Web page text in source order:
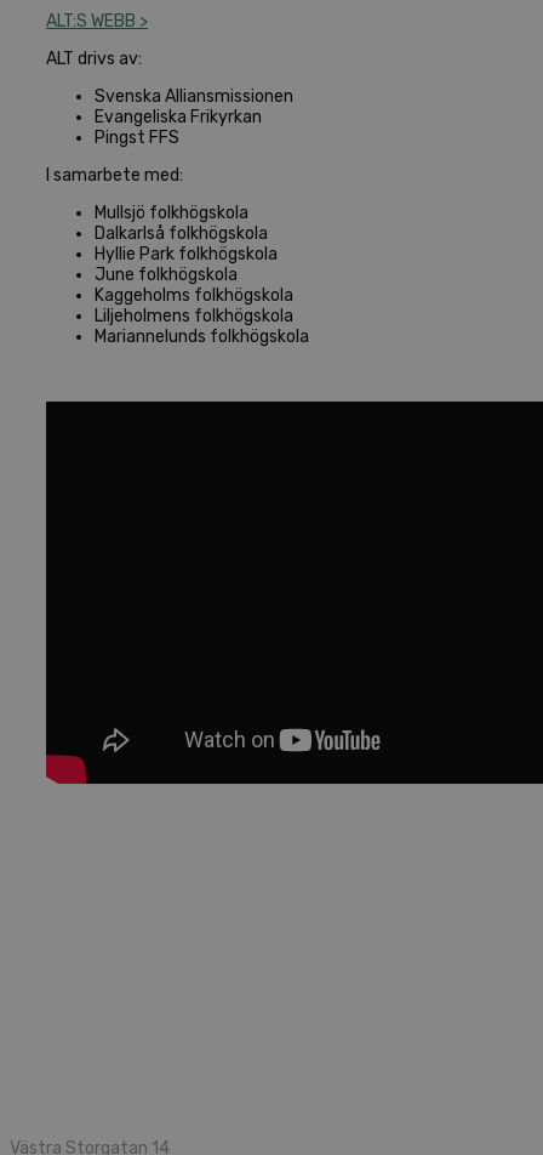
ALT:S WEBB >
ALT drivs av:
Svenska Alliansmissionen
Evangeliska Frikyrkan
Pingst FFS
I samarbete med:
Mullsjö folkhögskola
Dalkarlså folkhögskola
Hyllie Park folkhögskola
June folkhögskola
Kaggeholms folkhögskola
Liljeholmens folkhögskola
Mariannelunds folkhögskola
Västra Storgatan 14